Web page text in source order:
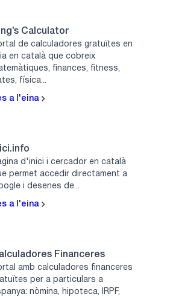
Calculator
de calculadores gratuïtes en
en català que cobreix
finances, fitness,
física...
a l'eina
d'inici i cercador en català
permet accedir directament a
i desenes de...
a l'eina
Financeres
amb calculadores financeres
per a particulars a
nòmina, hipoteca, IRPF,